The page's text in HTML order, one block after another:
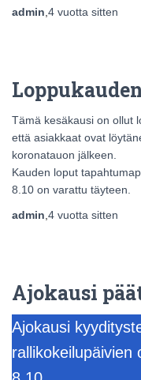
admin 4 vuotta sitten
Tämä kesäkausi on ollut
että asiakkaat ovat
koronatauon jälkeen.
Kauden loput
8.10 on varattu täyteen.
admin 4 vuotta sitten
Ajokausi
Ajokausi
rallikokeilupäivien